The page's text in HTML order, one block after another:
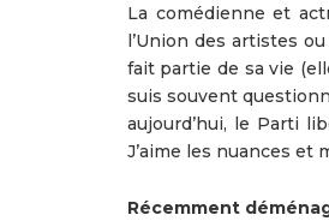
La comédienne et
l’Union des artistes
fait partie de sa vie
suis souvent
aujourd’hui, le Parti
J’aime les nuances et
Récemment